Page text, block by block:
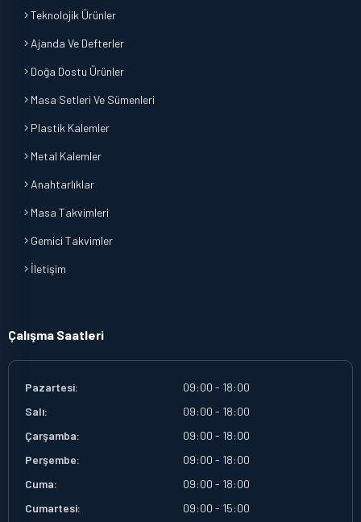
Teknolojik Ürünler
Ajanda Ve Defterler
Doğa Dostu Ürünler
Masa Setleri Ve Sümenleri
Plastik Kalemler
Metal Kalemler
Anahtarlıklar
Masa Takvimleri
Gemici Takvimler
İletişim
Çalışma Saatleri
Pazartesi:
09:00 - 18:00
Salı:
09:00 - 18:00
Çarşamba:
09:00 - 18:00
Perşembe:
09:00 - 18:00
Cuma:
09:00 - 18:00
Cumartesi:
09:00 - 15:00